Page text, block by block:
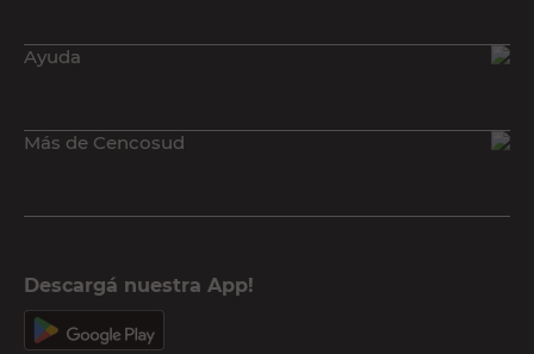
Ayuda
Más de Cencosud
Descargá nuestra App!